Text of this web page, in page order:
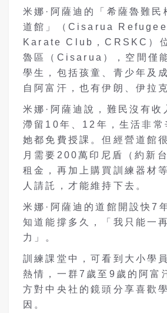
米娜·阿薩迪的「希薩魯難民
道館」（Cisarua
Karate Club，CRSKC）
魯區（Cisarua），空間僅
學生，包括孩童、青少年及
自阿富汗，也有伊朗、伊拉
米娜·阿薩迪說，難民沒有收
滯留10年、12年，生活非常
她都免費授課。但經營道館
月需要200萬印尼盾（約新
租金，再加上購買訓練器材
人請託，才能維持下去。
米娜·阿薩迪的道館開設快7
知道能撐多久，「我只能一
力」。
訓練課堂中，可看到大小學
熱情，一群7歲至9歲的阿富
方對中央社的鏡頭分享喜歡
因。